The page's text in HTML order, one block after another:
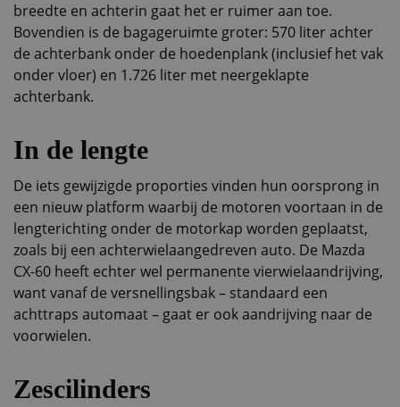
breedte en achterin gaat het er ruimer aan toe.
Bovendien is de bagageruimte groter: 570 liter achter
de achterbank onder de hoedenplank (inclusief het vak
onder vloer) en 1.726 liter met neergeklapte
achterbank.
In de lengte
De iets gewijzigde proporties vinden hun oorsprong in
een nieuw platform waarbij de motoren voortaan in de
lengterichting onder de motorkap worden geplaatst,
zoals bij een achterwielaangedreven auto. De Mazda
CX-60 heeft echter wel permanente vierwielaandrijving,
want vanaf de versnellingsbak – standaard een
achttraps automaat – gaat er ook aandrijving naar de
voorwielen.
Zescilinders